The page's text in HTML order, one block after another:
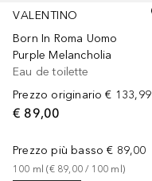
VALENTINO
Born In Roma Uomo
Purple Melancholia
Eau de toilette
Prezzo originario € 133,99
€ 89,00
Prezzo più basso € 89,00
100 ml (€ 89,00 / 100 ml)